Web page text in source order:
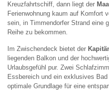
Kreuzfahrtschiff, dann liegt der
Ferienwohnung kaum auf Komfort
sein, in Timmendorfer Strand eine
Reihe zu bekommen.
Im Zwischendeck bietet der
liegenden Balkon und der
Urlaubsgefühl pur. Zwei
Essbereich und ein exklusives
optimale Grundlage für eine